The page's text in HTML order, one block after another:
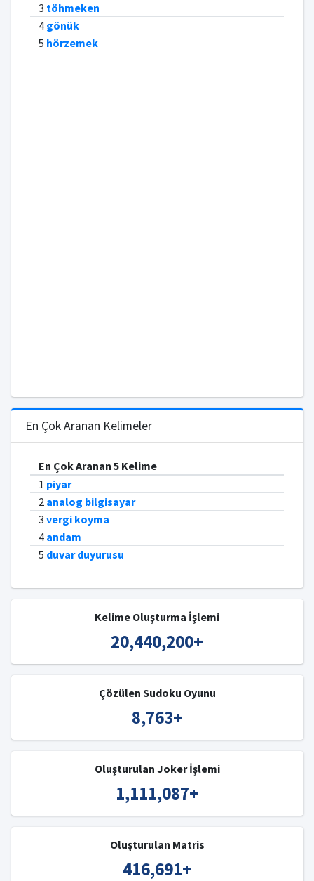
3 töhmeken
4 gönük
5 hörzemek
En Çok Aranan Kelimeler
En Çok Aranan 5 Kelime
1 piyar
2 analog bilgisayar
3 vergi koyma
4 andam
5 duvar duyurusu
Kelime Oluşturma İşlemi
20,440,200+
Çözülen Sudoku Oyunu
8,763+
Oluşturulan Joker İşlemi
1,111,087+
Oluşturulan Matris
416,691+